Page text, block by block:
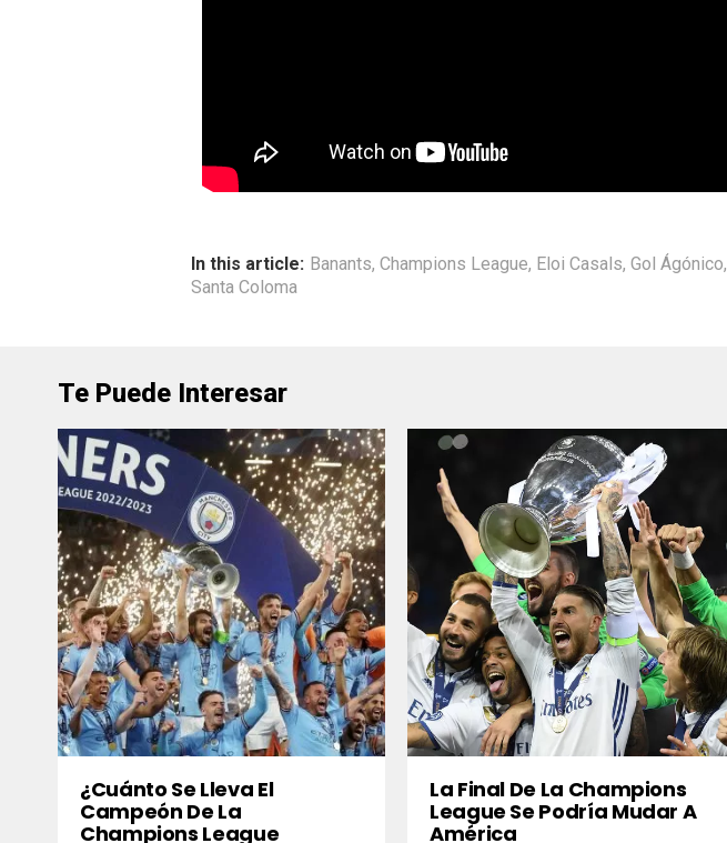
In this article: Banants, Champions League, Eloi Casals, Gol Ágónico,
Santa Coloma
Te Puede Interesar
¿Cuánto Se Lleva El
Campeón De La
Champions League
La Final De La Champions
League Se Podría Mudar A
América